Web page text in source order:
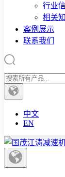
行业
相关
案例展示
联系我们
中文
EN